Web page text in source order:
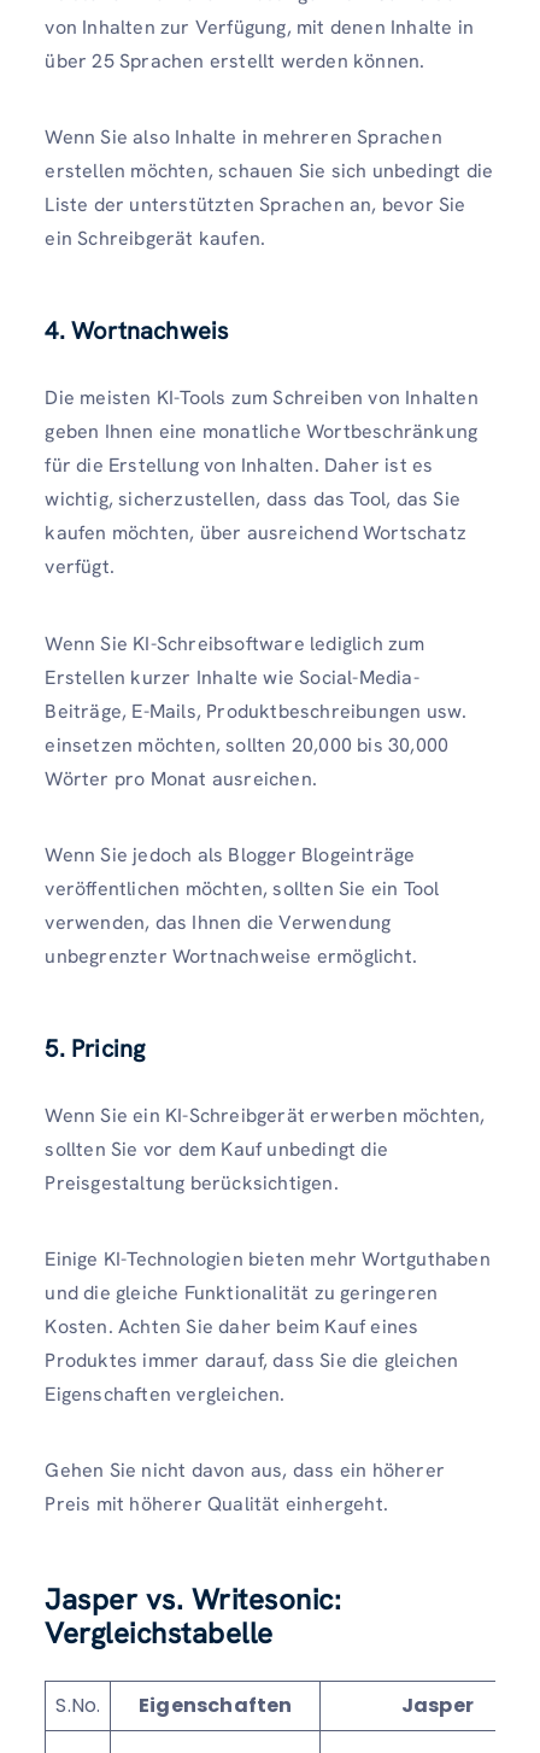
von Inhalten zur Verfügung, mit denen Inhalte in
über 25 Sprachen erstellt werden können.
Wenn Sie also Inhalte in mehreren Sprachen
erstellen möchten, schauen Sie sich unbedingt die
Liste der unterstützten Sprachen an, bevor Sie
ein Schreibgerät kaufen.
4. Wortnachweis
Die meisten KI-Tools zum Schreiben von Inhalten
geben Ihnen eine monatliche Wortbeschränkung
für die Erstellung von Inhalten. Daher ist es
wichtig, sicherzustellen, dass das Tool, das Sie
kaufen möchten, über ausreichend Wortschatz
verfügt.
Wenn Sie KI-Schreibsoftware lediglich zum
Erstellen kurzer Inhalte wie Social-Media-
Beiträge, E-Mails, Produktbeschreibungen usw.
einsetzen möchten, sollten 20,000 bis 30,000
Wörter pro Monat ausreichen.
Wenn Sie jedoch als Blogger Blogeinträge
veröffentlichen möchten, sollten Sie ein Tool
verwenden, das Ihnen die Verwendung
unbegrenzter Wortnachweise ermöglicht.
5. Pricing
Wenn Sie ein KI-Schreibgerät erwerben möchten,
sollten Sie vor dem Kauf unbedingt die
Preisgestaltung berücksichtigen.
Einige KI-Technologien bieten mehr Wortguthaben
und die gleiche Funktionalität zu geringeren
Kosten. Achten Sie daher beim Kauf eines
Produktes immer darauf, dass Sie die gleichen
Eigenschaften vergleichen.
Gehen Sie nicht davon aus, dass ein höherer
Preis mit höherer Qualität einhergeht.
Jasper vs. Writesonic:
Vergleichstabelle
S.No. Eigenschaften Jasper